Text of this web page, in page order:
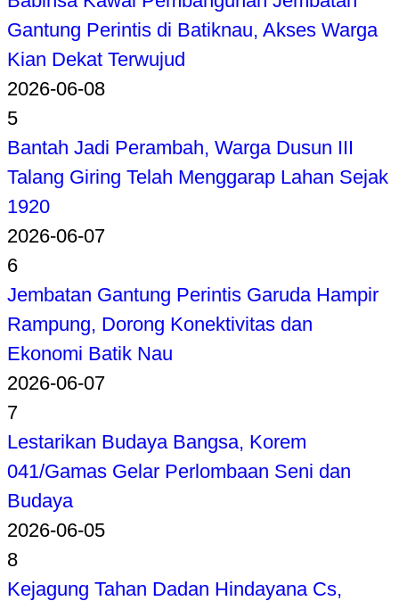
Gantung Perintis di Batiknau, Akses Warga
Kian Dekat Terwujud
2026-06-08
5
Bantah Jadi Perambah, Warga Dusun III
Talang Giring Telah Menggarap Lahan Sejak
1920
2026-06-07
6
Jembatan Gantung Perintis Garuda Hampir
Rampung, Dorong Konektivitas dan
Ekonomi Batik Nau
2026-06-07
7
Lestarikan Budaya Bangsa, Korem
041/Gamas Gelar Perlombaan Seni dan
Budaya
2026-06-05
8
Kejagung Tahan Dadan Hindayana Cs,